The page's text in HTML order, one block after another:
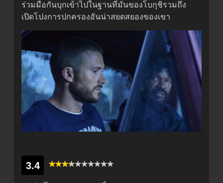
ร่วมมือกันบุกเข้าไปในฐานที่มั่นของโบกุชิรวมถึง
เปิดโปงการปกครองอันน่าสยดสยองของเขา
3.4